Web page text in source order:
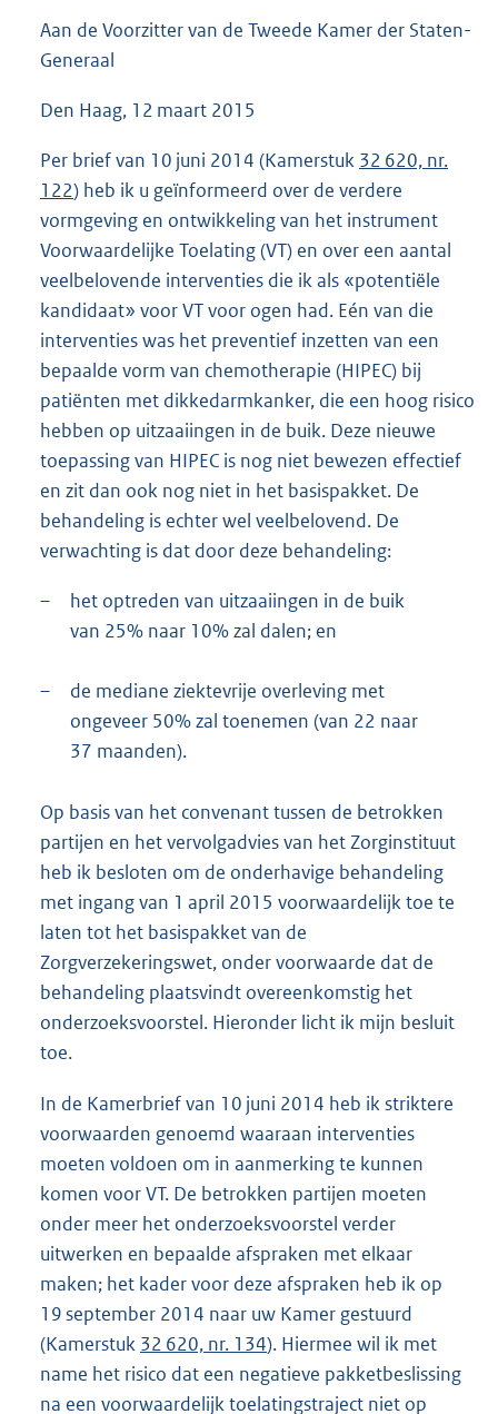
Aan de Voorzitter van de Tweede Kamer der Staten-
Generaal
Den Haag, 12 maart 2015
Per brief van 10 juni 2014 (Kamerstuk 32 620, nr.
122) heb ik u geïnformeerd over de verdere
vormgeving en ontwikkeling van het instrument
Voorwaardelijke Toelating (VT) en over een aantal
veelbelovende interventies die ik als «potentiële
kandidaat» voor VT voor ogen had. Eén van die
interventies was het preventief inzetten van een
bepaalde vorm van chemotherapie (HIPEC) bij
patiënten met dikkedarmkanker, die een hoog risico
hebben op uitzaaiingen in de buik. Deze nieuwe
toepassing van HIPEC is nog niet bewezen effectief
en zit dan ook nog niet in het basispakket. De
behandeling is echter wel veelbelovend. De
verwachting is dat door deze behandeling:
–
het optreden van uitzaaiingen in de buik
van 25% naar 10% zal dalen; en
–
de mediane ziektevrije overleving met
ongeveer 50% zal toenemen (van 22 naar
37 maanden).
Op basis van het convenant tussen de betrokken
partijen en het vervolgadvies van het Zorginstituut
heb ik besloten om de onderhavige behandeling
met ingang van 1 april 2015 voorwaardelijk toe te
laten tot het basispakket van de
Zorgverzekeringswet, onder voorwaarde dat de
behandeling plaatsvindt overeenkomstig het
onderzoeksvoorstel. Hieronder licht ik mijn besluit
toe.
In de Kamerbrief van 10 juni 2014 heb ik striktere
voorwaarden genoemd waaraan interventies
moeten voldoen om in aanmerking te kunnen
komen voor VT. De betrokken partijen moeten
onder meer het onderzoeksvoorstel verder
uitwerken en bepaalde afspraken met elkaar
maken; het kader voor deze afspraken heb ik op
19 september 2014 naar uw Kamer gestuurd
(Kamerstuk 32 620, nr. 134). Hiermee wil ik met
name het risico dat een negatieve pakketbeslissing
na een voorwaardelijk toelatingstraject niet op